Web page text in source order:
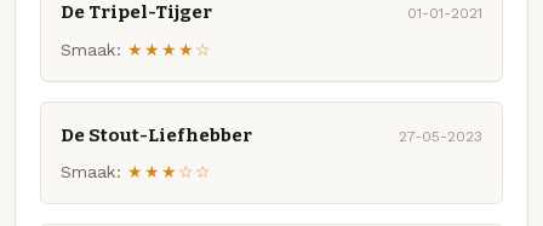
De Tripel-Tijger 01-01-2021
Smaak: ★★★★☆
De Stout-Liefhebber 27-05-2023
Smaak: ★★★☆☆